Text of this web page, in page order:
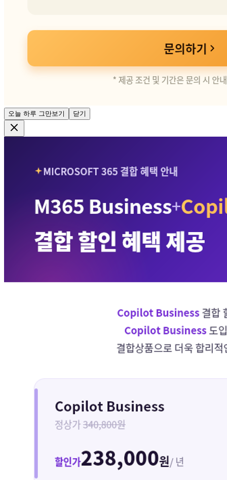
오늘 하루 그만보기 닫기